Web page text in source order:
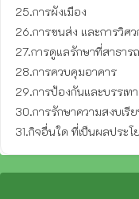
25.การผังเมือง
26.การขนส่ง และการวิศ
27.การดูแลรักษาที่สาธาร
28.การควบคุมอาคาร
29.การป้องกันและบรรเท
30.การรักษาความสงบเ
31.กิจอื่นใด ที่เป็นผลประ